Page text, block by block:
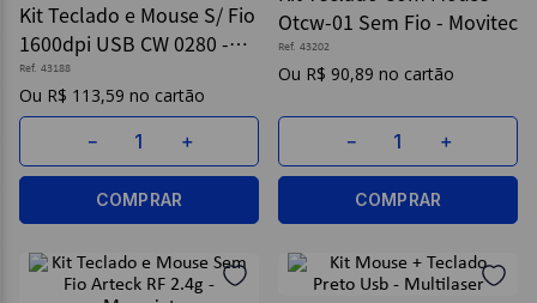
Kit Teclado e Mouse S/ Fio
1600dpi USB CW 0280 -
Maketech
Ref. 43188
R$ 113,59
＋
－
COMPRAR
Otcw-01 Sem Fio - Movitec
Ref. 43202
R$ 90,89
＋
－
COMPRAR
9º
papel higienico
10º caderno